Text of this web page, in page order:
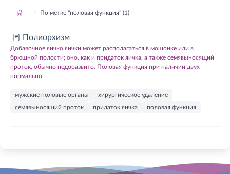
По метке "половая функция" (1)
Полиорхизм
Добавочное яичко яички может располагаться в мошонке или в
брюшной полости; оно, как и придаток яичка, а также семявыносящий
проток, обычно недоразвито. Половая функция при наличии двух
нормально
мужские половые органы
хирургическое удаление
семявыносящий проток
придаток яичка половая функция